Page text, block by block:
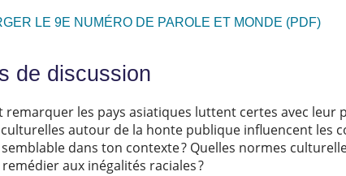
LE 9E NUMÉRO DE PAROLE ET MONDE (PDF)
de discussion
remarquer les pays asiatiques luttent certes avec leur
autour de la honte publique influencent les
dans ton contexte ? Quelles normes
aux inégalités raciales ?